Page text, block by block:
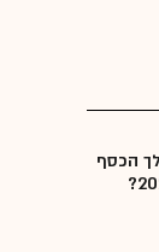
הכסף